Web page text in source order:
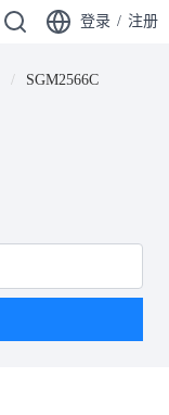
登录 / 注册
SGM2566C